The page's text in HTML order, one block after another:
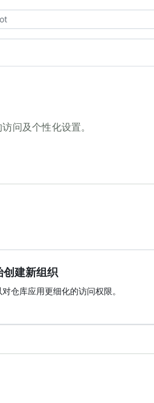
问及个性化设置。
创建新组织
仓库应用更细化的访问权限。